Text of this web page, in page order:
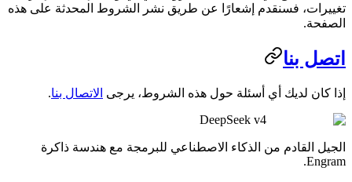
تغييرات، فسنقدم إشعارًا عن طريق نشر الشروط المحدثة على هذه
الصفحة.
اتصل بنا
إذا كان لديك أي أسئلة حول هذه الشروط، يرجى الاتصال بنا.
DeepSeek v4
الجيل القادم من الذكاء الاصطناعي للبرمجة مع هندسة ذاكرة
Engram.